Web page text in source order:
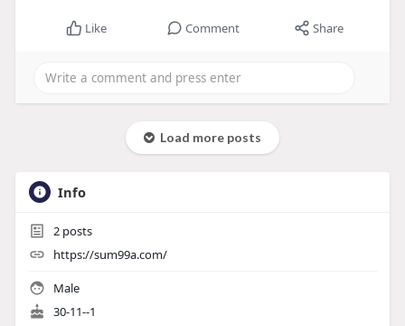
Like Comment Share
Load more posts
Info
2posts
https://sum99a.com/
Male
30-11--1